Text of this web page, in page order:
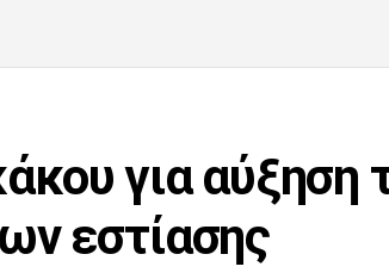
για αύξηση
εστίασης